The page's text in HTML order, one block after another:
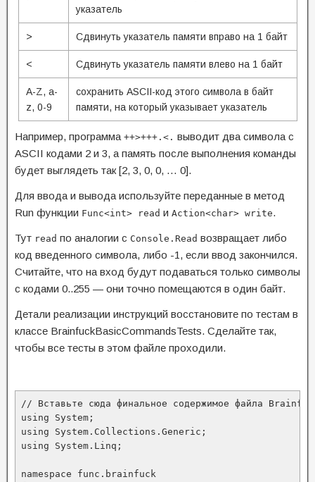
указатель
> Сдвинуть указатель памяти вправо на 1 байт
< Сдвинуть указатель памяти влево на 1 байт
A-Z, a-
z, 0-9
сохранить ASCII-код этого символа в байт
памяти, на который указывает указатель
Например, программа ++>+++.<. выводит два символа с
ASCII кодами 2 и 3, а память после выполнения команды
будет выглядеть так [2, 3, 0, 0, … 0].
Для ввода и вывода используйте переданные в метод
Run функции Func<int> read и Action<char> write.
Тут read по аналогии с Console.Read возвращает либо
код введенного символа, либо -1, если ввод закончился.
Считайте, что на вход будут подаваться только символы
с кодами 0..255 — они точно помещаются в один байт.
Детали реализации инструкций восстановите по тестам в
классе BrainfuckBasicCommandsTests. Сделайте так,
чтобы все тесты в этом файле проходили.
// Вставьте сюда финальное содержимое файла
using System;
using System.Collections.Generic;
using System.Linq;
namespace func.brainfuck